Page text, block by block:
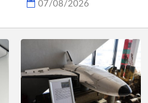
07/08/2026